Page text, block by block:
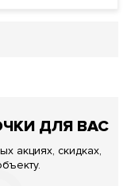
ДЛЯ ВАС
акциях, скидках,